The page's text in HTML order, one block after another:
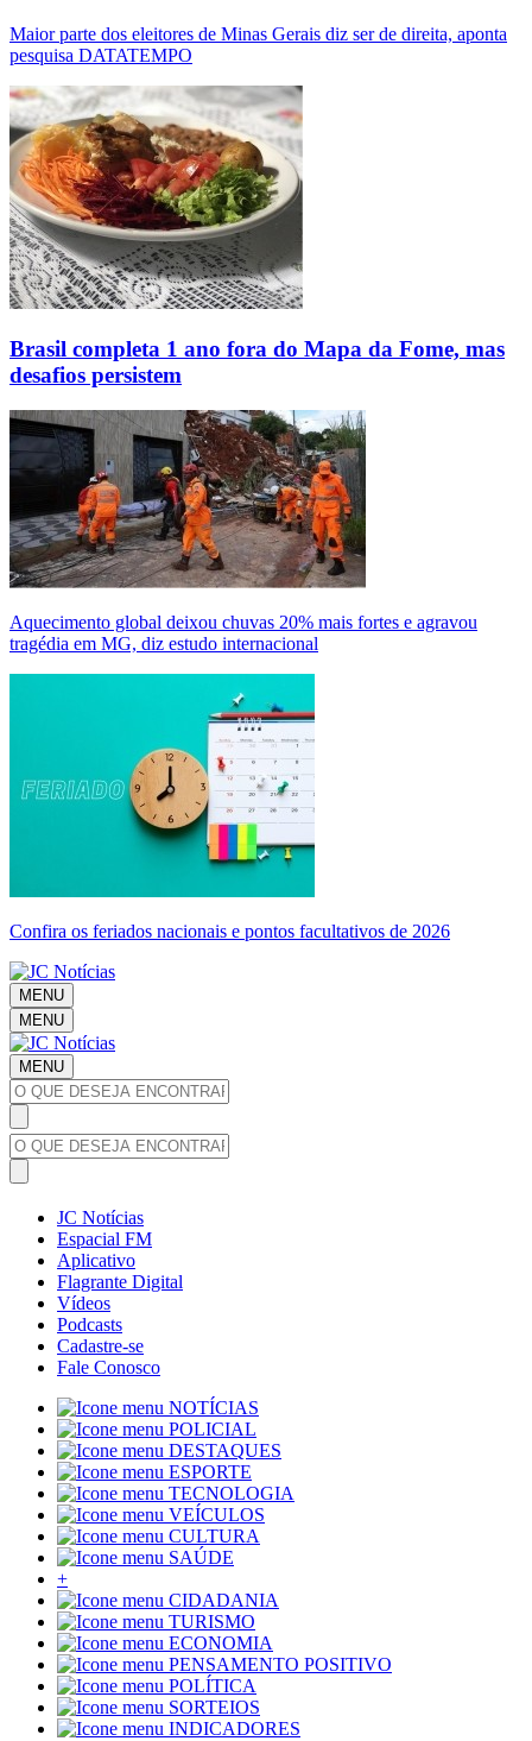
Maior parte dos eleitores de Minas Gerais diz ser de direita, aponta
pesquisa DATATEMPO
Brasil completa 1 ano fora do Mapa da Fome, mas
desafios persistem
Aquecimento global deixou chuvas 20% mais fortes e agravou
tragédia em MG, diz estudo internacional
Confira os feriados nacionais e pontos facultativos de 2026
MENU
MENU
MENU
JC Notícias
Espacial FM
Aplicativo
Flagrante Digital
Vídeos
Podcasts
Cadastre-se
Fale Conosco
NOTÍCIAS
POLICIAL
DESTAQUES
ESPORTE
TECNOLOGIA
VEÍCULOS
CULTURA
SAÚDE
+
CIDADANIA
TURISMO
ECONOMIA
PENSAMENTO POSITIVO
POLÍTICA
SORTEIOS
INDICADORES